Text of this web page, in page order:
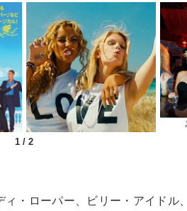
1 / 2
・ローパー、ビリー・アイドル